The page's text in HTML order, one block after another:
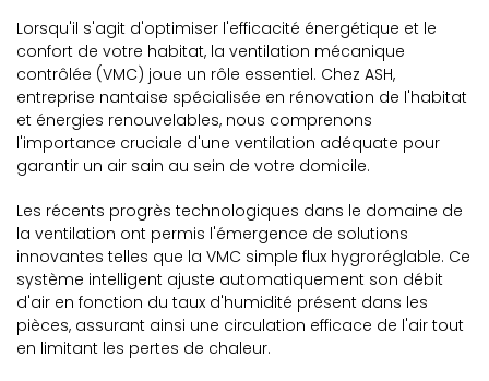
Lorsqu'il s'agit d'optimiser l'efficacité énergétique et le
confort de votre habitat, la ventilation mécanique
contrôlée (VMC) joue un rôle essentiel. Chez ASH,
entreprise nantaise spécialisée en rénovation de l'habitat
et énergies renouvelables, nous comprenons
l'importance cruciale d'une ventilation adéquate pour
garantir un air sain au sein de votre domicile.
Les récents progrès technologiques dans le domaine de
la ventilation ont permis l'émergence de solutions
innovantes telles que la VMC simple flux hygroréglable. Ce
système intelligent ajuste automatiquement son débit
d'air en fonction du taux d'humidité présent dans les
pièces, assurant ainsi une circulation efficace de l'air tout
en limitant les pertes de chaleur.